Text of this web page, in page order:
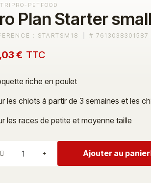
PETFOOD
Plan Starter
: STARTSM18 # 7613038301587
€ TTC
riche en poulet
les chiots à partir de 3 semaines et les
les races de petite et moyenne taille
Ajouter au panier